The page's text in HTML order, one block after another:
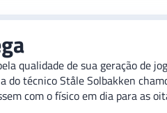
qualidade de sua geração de
do técnico Ståle Solbakken
com o físico em dia para as